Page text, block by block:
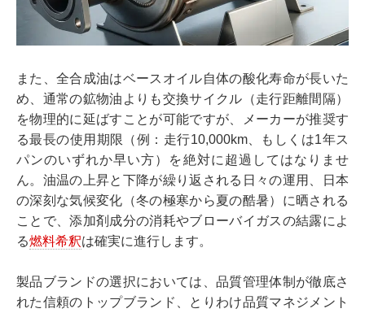
また、全合成油はベースオイル自体の酸化寿命が長いた
め、通常の鉱物油よりも交換サイクル（走行距離間隔）
を物理的に延ばすことが可能ですが、メーカーが推奨す
る最長の使用期限（例：走行10,000km、もしくは1年ス
パンのいずれか早い方）を絶対に超過してはなりませ
ん。油温の上昇と下降が繰り返される日々の運用、日本
の深刻な気候変化（冬の極寒から夏の酷暑）に晒される
ことで、添加剤成分の消耗やブローバイガスの結露によ
る燃料希釈は確実に進行します。
製品ブランドの選択においては、品質管理体制が徹底さ
れた信頼のトップブランド、とりわけ品質マネジメント